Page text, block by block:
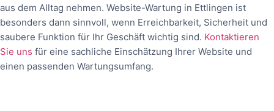
aus dem Alltag nehmen. Website-Wartung in Ettlingen ist
besonders dann sinnvoll, wenn Erreichbarkeit, Sicherheit und
saubere Funktion für Ihr Geschäft wichtig sind. Kontaktieren
Sie uns für eine sachliche Einschätzung Ihrer Website und
einen passenden Wartungsumfang.